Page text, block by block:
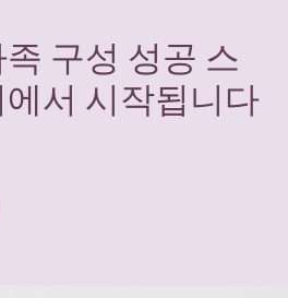
구성 성공 스
서 시작됩니다